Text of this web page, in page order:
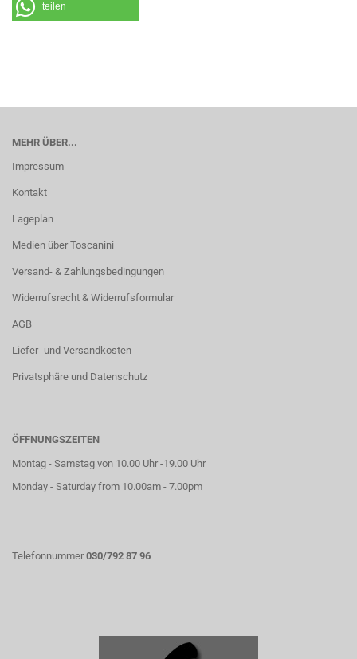
teilen
MEHR ÜBER...
Impressum
Kontakt
Lageplan
Medien über Toscanini
Versand- & Zahlungsbedingungen
Widerrufsrecht & Widerrufsformular
AGB
Liefer- und Versandkosten
Privatsphäre und Datenschutz
ÖFFNUNGSZEITEN
Montag - Samstag von 10.00 Uhr -19.00 Uhr
Monday - Saturday from 10.00am - 7.00pm
Telefonnummer 030/792 87 96